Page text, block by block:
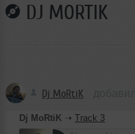
DJ MORTIK
Dj MoRtiK
Dj MoRtiK ➝ Track 3